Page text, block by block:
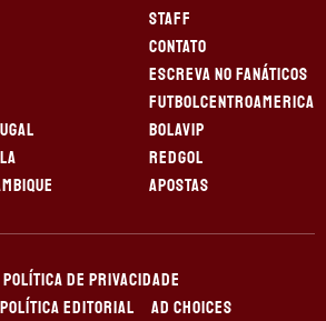
STAFF
CONTATO
ESCREVA NO FANÁTICOS
FUTBOLCENTROAMERICA
BOLAVIP
REDGOL
APOSTAS
POLÍTICA DE PRIVACIDADE
POLÍTICA EDITORIAL AD CHOICES